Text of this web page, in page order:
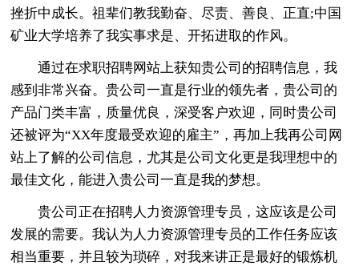
挫折中成长。祖辈们教我勤奋、尽责、善良、正直;中国
矿业大学培养了我实事求是、开拓进取的作风。
通过在求职招聘网站上获知贵公司的招聘信息，我
感到非常兴奋。贵公司一直是行业的领先者，贵公司的
产品门类丰富，质量优良，深受客户欢迎，同时贵公司
还被评为“XX年度最受欢迎的雇主”，再加上我再公司网
站上了解的公司信息，尤其是公司文化更是我理想中的
最佳文化，能进入贵公司一直是我的梦想。
贵公司正在招聘人力资源管理专员，这应该是公司
发展的需要。我认为人力资源管理专员的工作任务应该
相当重要，并且较为琐碎，对我来讲正是最好的锻炼机